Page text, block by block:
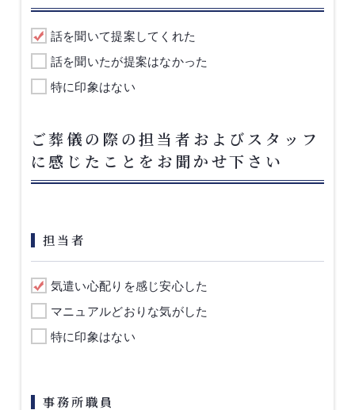
話を聞いて提案してくれた
話を聞いたが提案はなかった
特に印象はない
ご葬儀の際の担当者およびスタッフ
に感じたことをお聞かせ下さい
担当者
気遣い心配りを感じ安心した
マニュアルどおりな気がした
特に印象はない
事務所職員